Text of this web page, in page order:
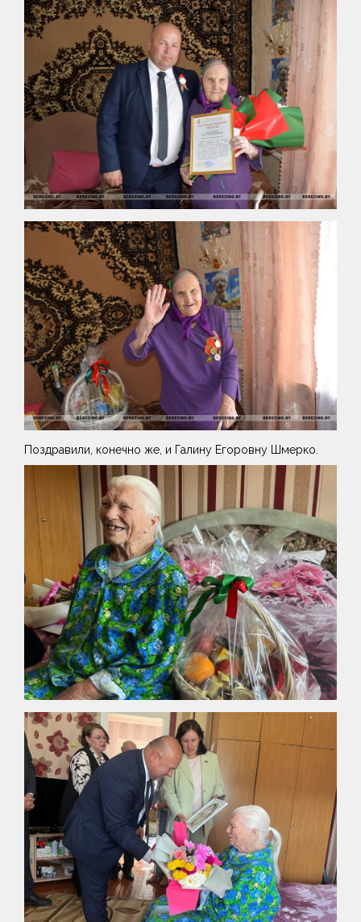
Поздравили, конечно же, и Галину Егоровну Шмерко.